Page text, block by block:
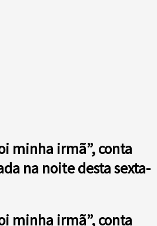
minha irmã”, conta
na noite desta sexta-
minha irmã”, conta